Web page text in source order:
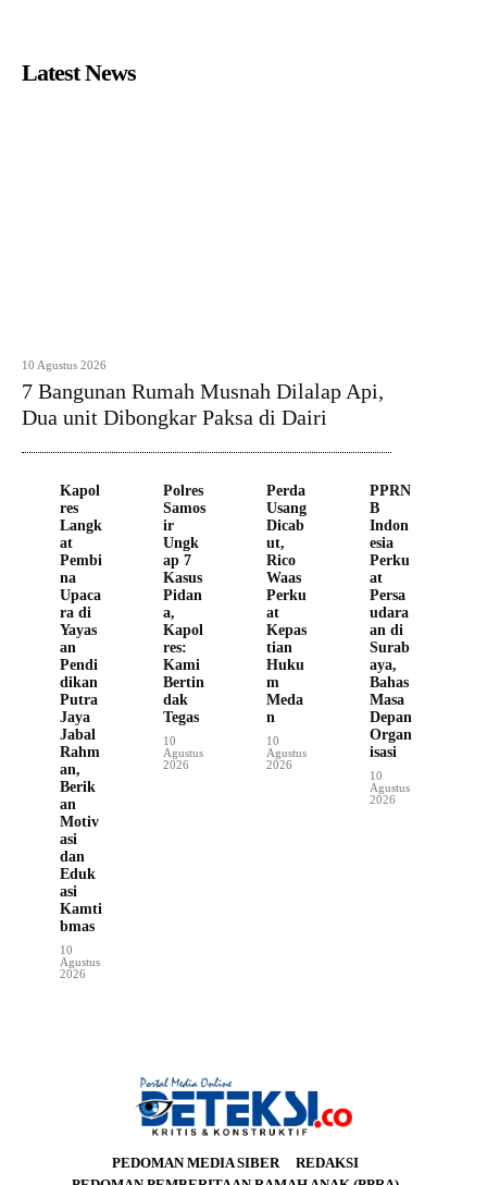
Latest News
10 Agustus 2026
7 Bangunan Rumah Musnah Dilalap Api,
Dua unit Dibongkar Paksa di Dairi
Kapol
res
Langk
at
Pembi
na
Upaca
ra di
Yayas
an
Pendi
dikan
Putra
Jaya
Jabal
Rahm
an,
Berik
an
Motiv
asi
dan
Eduk
asi
Kamti
bmas
10
Agustus
2026
Polres
Samos
ir
Ungk
ap 7
Kasus
Pidan
a,
Kapol
res:
Kami
Bertin
dak
Tegas
10
Agustus
2026
Perda
Usang
Dicab
ut,
Rico
Waas
Perku
at
Kepas
tian
Huku
m
Meda
n
10
Agustus
2026
PPRN
B
Indon
esia
Perku
at
Persa
udara
an di
Surab
aya,
Bahas
Masa
Depan
Organ
isasi
10
Agustus
2026
PEDOMAN MEDIA SIBER
REDAKSI